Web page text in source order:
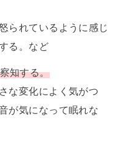
られているように感じ
る。など
知する。
な変化によく気がつ
が気になって眠れな